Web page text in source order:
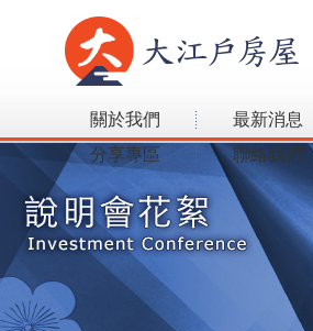
關於我們 最新消息
分享專區
聯絡我們